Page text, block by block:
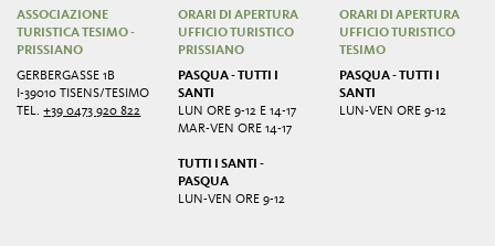
ASSOCIAZIONE
TURISTICA TESIMO -
PRISSIANO
GERBERGASSE 1B
I-39010 TISENS/TESIMO
TEL.+39 0473 920 822
ORARI DI APERTURA
UFFICIO TURISTICO
PRISSIANO
PASQUA - TUTTI I
SANTI
LUN ORE 9-12 E 14-17
MAR-VEN ORE 14-17
TUTTI I SANTI -
PASQUA
LUN-VEN ORE 9-12
ORARI DI APERTURA
UFFICIO TURISTICO
TESIMO
PASQUA - TUTTI I
SANTI
LUN-VEN ORE 9-12